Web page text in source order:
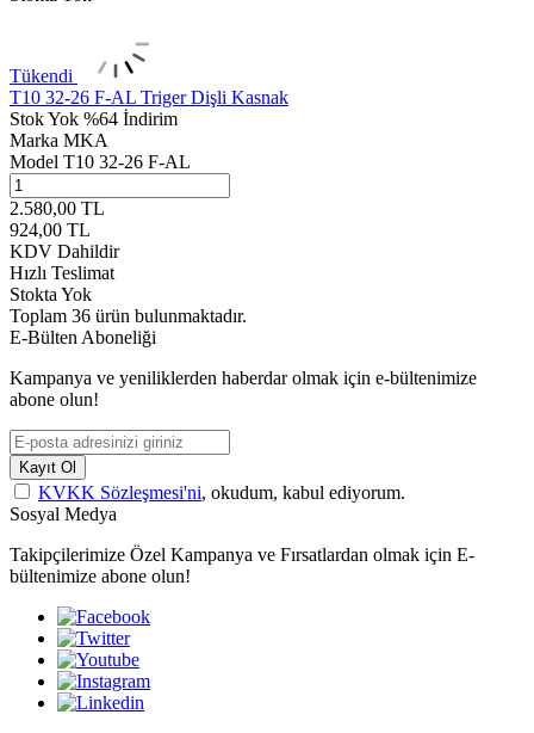
Tükendi
T10 32-26 F-AL Triger Dişli Kasnak
Stok Yok %64 İndirim
Marka MKA
Model T10 32-26 F-AL
2.580,00 TL
924,00 TL
KDV Dahildir
Hızlı Teslimat
Stokta Yok
Toplam 36 ürün bulunmaktadır.
E-Bülten Aboneliği
Kampanya ve yeniliklerden haberdar olmak için e-bültenimize
abone olun!
Kayıt Ol
KVKK Sözleşmesi'ni, okudum, kabul ediyorum.
Sosyal Medya
Takipçilerimize Özel Kampanya ve Fırsatlardan olmak için E-
bültenimize abone olun!